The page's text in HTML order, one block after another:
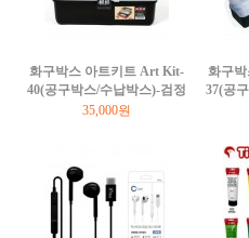
화구박스 아트키트 Art Kit-
40(공구박스/수납박스)-검정
35,000원
화구
37(공